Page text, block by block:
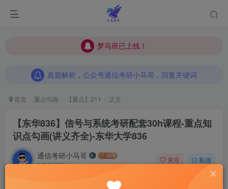
梦马班已上线！
梦马班已上线！
真题解析，公众号通信考研小马哥，回复关键词
真题解析，公众号通信考研小马哥，回复关键词
首页 重点勾画 【重点】211 正文
【东华836】信号与系统考研配套30h课程-重点知
识点勾画(讲义齐全)-东华大学836
通信考研小马哥
2年前更新
关注 私信